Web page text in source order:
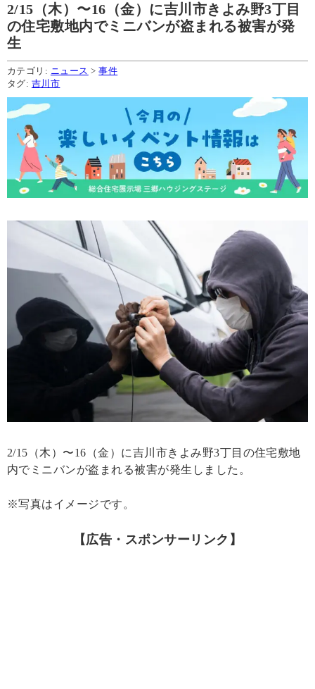
2/15（木）〜16（金）に吉川市きよみ野3丁目
の住宅敷地内でミニバンが盗まれる被害が発
生
カテゴリ: ニュース >事件
タグ: 吉川市
2/15（木）〜16（金）に吉川市きよみ野3丁目の住宅敷地
内でミニバンが盗まれる被害が発生しました。
※写真はイメージです。
【広告・スポンサーリンク】